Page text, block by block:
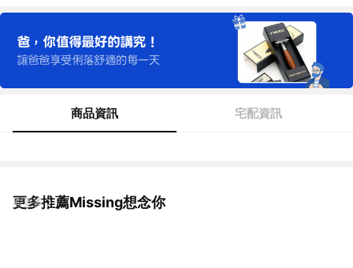
商品資訊 宅配資訊
更多推薦Missing想念你
看更多